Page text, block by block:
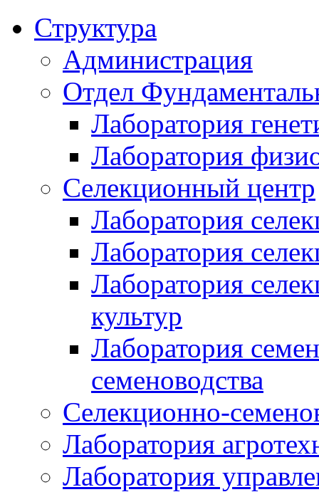
Структура
Администрация
Отдел
Лаборатория
Лаборатория
Селекционный центр
Лаборатория
Лаборатория
Лаборатория
культур
Лаборатория
семеноводства
Селекционно-
Лаборатория
Лаборатория